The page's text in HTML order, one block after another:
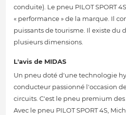
conduite). Le pneu PILOT SPORT
« performance » de la marque. Il
puissants de tourisme. Il existe du
plusieurs dimensions.
L'avis de MIDAS
Un pneu doté d'une technologie
conducteur passionné l'occasion
circuits. C'est le pneu premium
Avec le pneu PILOT SPORT 4S,